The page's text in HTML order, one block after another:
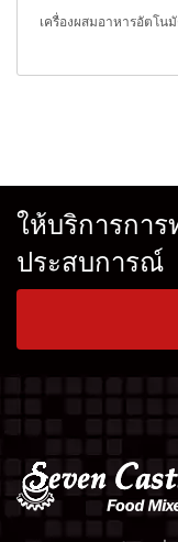
เครื่องผสมอาหารอัตโน
ให้บริการกา
ประสบการณ์